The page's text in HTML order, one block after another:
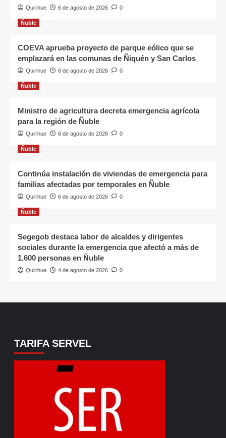
Quirihue 6 de agosto de 2026 0
Ñuble
COEVA aprueba proyecto de parque eólico que se
emplazará en las comunas de Ñiquén y San Carlos
Quirihue 6 de agosto de 2026 0
Ñuble
Ministro de agricultura decreta emergencia agrícola
para la región de Ñuble
Quirihue 6 de agosto de 2026 0
Ñuble
Continúa instalación de viviendas de emergencia para
familias afectadas por temporales en Ñuble
Quirihue 6 de agosto de 2026 0
Ñuble
Segegob destaca labor de alcaldes y dirigentes
sociales durante la emergencia que afectó a más de
1.600 personas en Ñuble
Quirihue 4 de agosto de 2026 0
TARIFA SERVEL